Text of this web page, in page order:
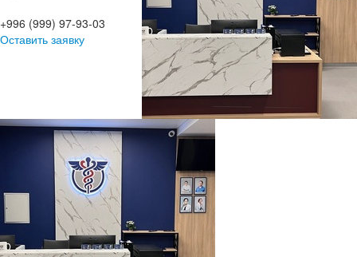
+996 (999) 97-93-03
Оставить заявку